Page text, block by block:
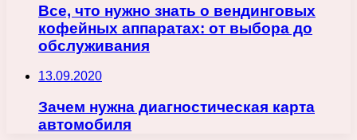
Все, что нужно знать о вендинговых
кофейных аппаратах: от выбора до
обслуживания
13.09.2020
Зачем нужна диагностическая карта
автомобиля